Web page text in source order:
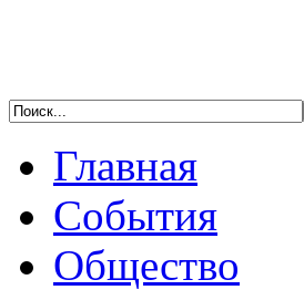
Главная
События
Общество